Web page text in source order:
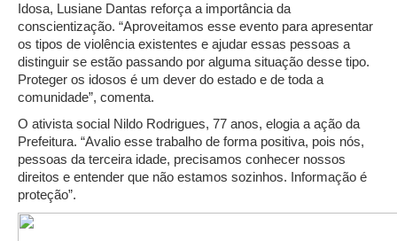
Idosa, Lusiane Dantas reforça a importância da
conscientização. “Aproveitamos esse evento para apresentar
os tipos de violência existentes e ajudar essas pessoas a
distinguir se estão passando por alguma situação desse tipo.
Proteger os idosos é um dever do estado e de toda a
comunidade”, comenta.
O ativista social Nildo Rodrigues, 77 anos, elogia a ação da
Prefeitura. “Avalio esse trabalho de forma positiva, pois nós,
pessoas da terceira idade, precisamos conhecer nossos
direitos e entender que não estamos sozinhos. Informação é
proteção”.